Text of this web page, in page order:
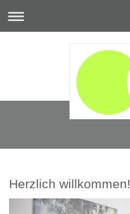
Herzlich willkommen!